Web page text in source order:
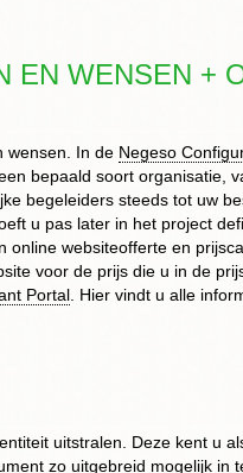
EN WENSEN +
wensen. In de Negeso
bepaald soort organisatie,
begeleiders steeds tot uw
u pas later in het project
websiteofferte en
voor de prijs die u in de
Portal. Hier vindt u alle
uitstralen. Deze kent u
zo uitgebreid mogelijk in